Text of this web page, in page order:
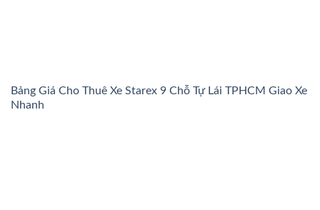
Bảng Giá Cho Thuê Xe Starex 9 Chỗ Tự Lái TPHCM Giao Xe
Nhanh